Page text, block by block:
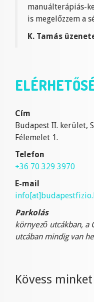
manuálterápiás-
is megelőzzem a
K. Tamás
Cím
Budapest II. kerület,
Félemelet 1.
Telefon
+36 70 329 3970
E-mail
Parkolás
környező utcákban, a
utcában mindig van
Kövess